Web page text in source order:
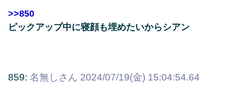
>>850
ピックアップ中に寝顔も埋めたいからシアン
859: 名無しさん 2024/07/19(金) 15:04:54.64